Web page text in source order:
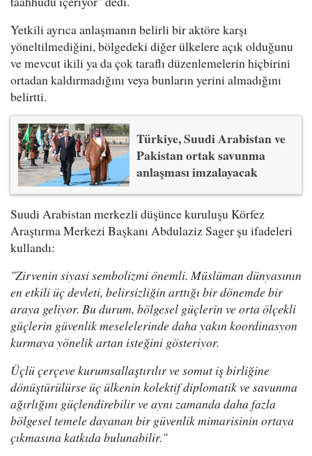
Yetkili ayrıca anlaşmanın belirli bir aktöre karşı
yöneltilmediğini, bölgedeki diğer ülkelere açık olduğunu
ve mevcut ikili ya da çok taraflı düzenlemelerin hiçbirini
ortadan kaldırmadığını veya bunların yerini almadığını
belirtti.
Türkiye, Suudi Arabistan ve
Pakistan ortak savunma
anlaşması imzalayacak
Suudi Arabistan merkezli düşünce kuruluşu Körfez
Araştırma Merkezi Başkanı Abdulaziz Sager şu ifadeleri
kullandı:
"Zirvenin siyasi sembolizmi önemli. Müslüman dünyasının
en etkili üç devleti, belirsizliğin arttığı bir dönemde bir
araya geliyor. Bu durum, bölgesel güçlerin ve orta ölçekli
güçlerin güvenlik meselelerinde daha yakın koordinasyon
kurmaya yönelik artan isteğini gösteriyor.
Üçlü çerçeve kurumsallaştırılır ve somut iş birliğine
dönüştürülürse üç ülkenin kolektif diplomatik ve savunma
ağırlığını güçlendirebilir ve aynı zamanda daha fazla
bölgesel temele dayanan bir güvenlik mimarisinin ortaya
çıkmasına katkıda bulunabilir."